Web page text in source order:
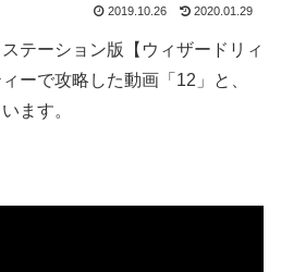
2019.10.26 2020.01.29
テーション版【ウィザードリィ
ーで攻略した動画「12」と、
ます。